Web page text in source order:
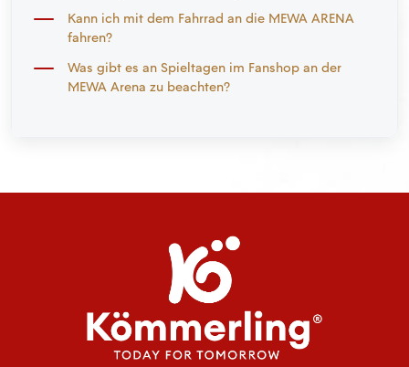
Kann ich mit dem Fahrrad an die MEWA ARENA
fahren?
Was gibt es an Spieltagen im Fanshop an der
MEWA Arena zu beachten?